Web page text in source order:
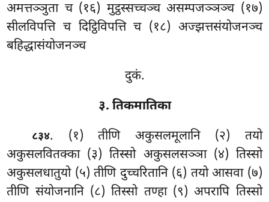
अमत्तञ्ञुता च (१६) मुट्ठस्सच्चञ्च असम्पजञ्ञञ्च (१७)
सीलविपत्ति च दिट्ठिविपत्ति च (१८) अज्झत्तसंयोजनञ्च
बहिद्धासंयोजनञ्च
दुकं.
३. तिकमातिका
८३४. (१) तीणि अकुसलमूलानि (२) तयो
अकुसलवितक्का (३) तिस्सो अकुसलसञ्ञा (४) तिस्सो
अकुसलधातुयो (५) तीणि दुच्चरितानि (६) तयो आसवा (७)
तीणि संयोजनानि (८) तिस्सो तण्हा (९) अपरापि तिस्सो